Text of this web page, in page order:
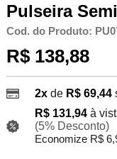
Pulseira
Cod. do Produto:
R$ 138,88
2xde R$ 69,44
R$ 131,94 à
(5% Desconto)
Economize R$